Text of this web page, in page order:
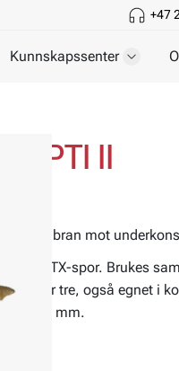
+47
Kunnskapssenter
OPTI II
mot
med TX-spor. Brukes
eller tre, også egnet i
2x1,5 mm.